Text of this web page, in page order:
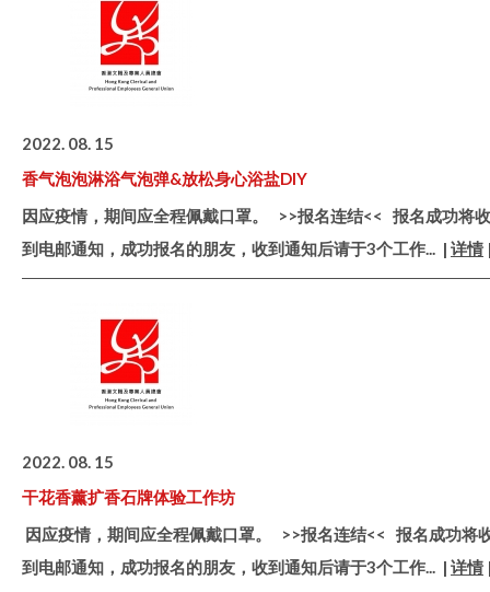
2022. 08. 15
香气泡泡淋浴气泡弹&放松身心浴盐DIY
因应疫情，期间应全程佩戴口罩。 >>报名连结<< 报名成功将收
到电邮通知，成功报名的朋友，收到通知后请于3个工作... | 详情
2022. 08. 15
干花香薰扩香石牌体验工作坊
因应疫情，期间应全程佩戴口罩。 >>报名连结<< 报名成功将
到电邮通知，成功报名的朋友，收到通知后请于3个工作... | 详情